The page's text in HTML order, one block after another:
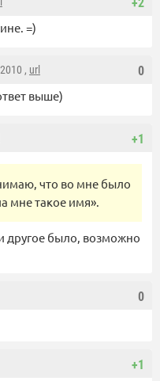
=)
0
, url
выше)
+1
что во мне было
мне такое имя».
другое было, возможно
0
+1